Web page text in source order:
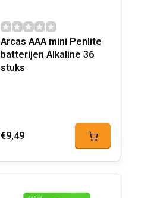
Arcas AAA mini Penlite
batterijen Alkaline 36
stuks
€9,49